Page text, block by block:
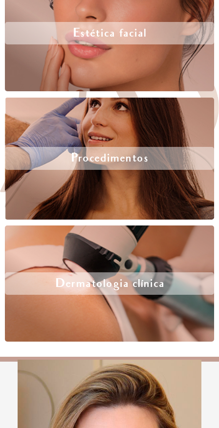
Estética facial
Procedimentos
Dermatologia clínica